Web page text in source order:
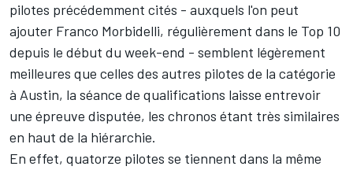
pilotes précédemment cités - auxquels l'on peut
ajouter Franco Morbidelli, régulièrement dans le Top 10
depuis le début du week-end - semblent légèrement
meilleures que celles des autres pilotes de la catégorie
à Austin, la séance de qualifications laisse entrevoir
une épreuve disputée, les chronos étant très similaires
en haut de la hiérarchie.
En effet, quatorze pilotes se tiennent dans la même